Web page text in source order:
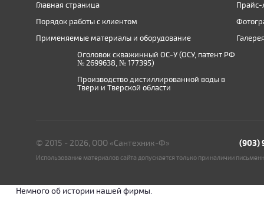
Главная страница
Порядок работы с клиентом
Применяемые материалы и оборудование
Прайс-
Оголовок скважинный ОС-У (ОСУ, патент РФ
№ 2699638, № 177395)
Производство дистиллированной воды в
Твери и Тверской области
© 2015 - 2026, ООО «Сантехник-Ф» (903)
Использование материалов сайта допускается только при наличии
Немного об истории нашей фирмы.